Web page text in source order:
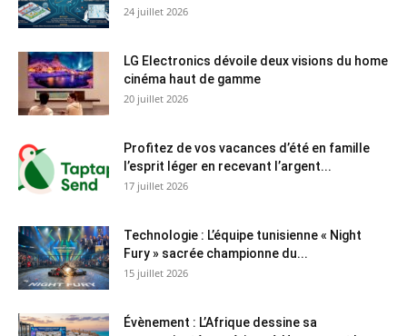
24 juillet 2026
LG Electronics dévoile deux visions du home
cinéma haut de gamme
20 juillet 2026
Profitez de vos vacances d’été en famille
l’esprit léger en recevant l’argent...
17 juillet 2026
Technologie : L’équipe tunisienne « Night
Fury » sacrée championne du...
15 juillet 2026
Évènement : L’Afrique dessine sa